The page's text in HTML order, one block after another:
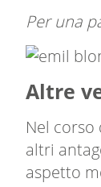
Per una
Altre
Nel
altri
aspetto